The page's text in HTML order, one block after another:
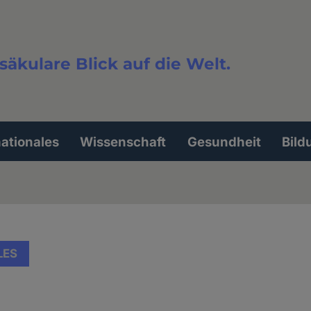
Blick auf die Welt.
Wissenschaft Gesundheit